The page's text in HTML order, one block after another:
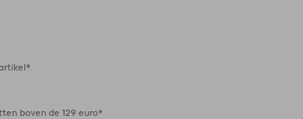
boven de 129 euro*